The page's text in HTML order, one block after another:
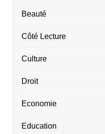
Beauté
Côté Lecture
Culture
Droit
Economie
Education